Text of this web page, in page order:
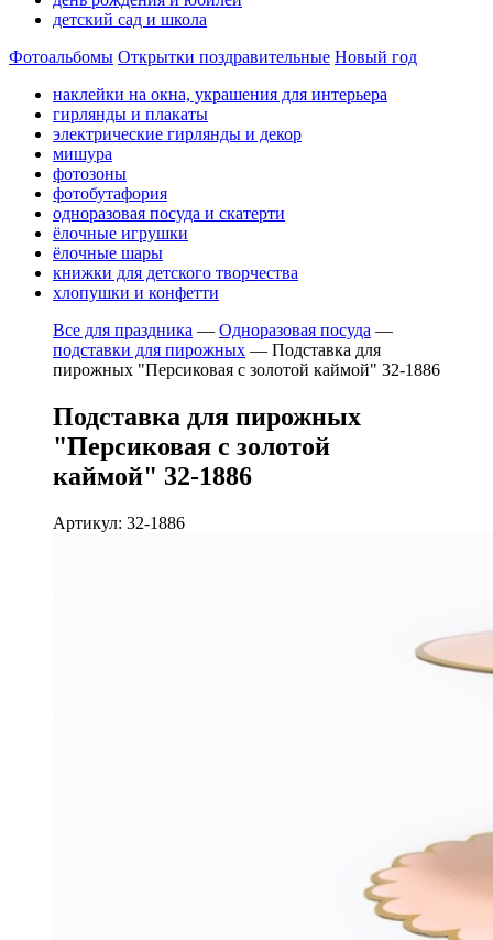
детский сад и школа
Фотоальбомы Открытки поздравительные Новый год
наклейки на окна, украшения для интерьера
гирлянды и плакаты
электрические гирлянды и декор
мишура
фотозоны
фотобутафория
одноразовая посуда и скатерти
ёлочные игрушки
ёлочные шары
книжки для детского творчества
хлопушки и конфетти
Все для праздника — Одноразовая посуда —
подставки для пирожных — Подставка для
пирожных "Персиковая с золотой каймой" 32-1886
Подставка для пирожных
"Персиковая с золотой
каймой" 32-1886
Артикул: 32-1886